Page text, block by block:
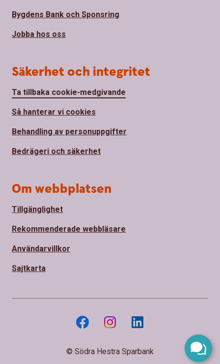
Bygdens Bank och Sponsring
Jobba hos oss
Säkerhet och integritet
Ta tillbaka cookie-medgivande
Så hanterar vi cookies
Behandling av personuppgifter
Bedrägeri och säkerhet
Om webbplatsen
Tillgänglighet
Rekommenderade webbläsare
Användarvillkor
Sajtkarta
© Södra Hestra Sparbank